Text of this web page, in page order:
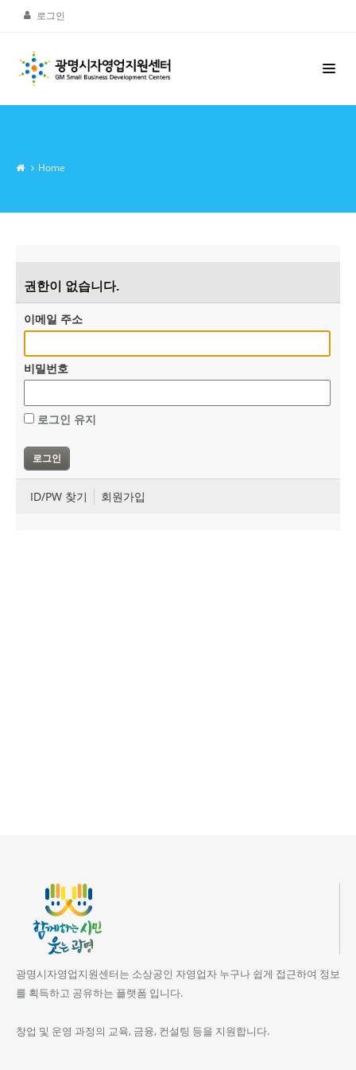
로그인
Home
권한이 없습니다.
이메일 주소
비밀번호
로그인 유지
ID/PW 찾기 회원가입
광명시자영업지원센터는 소상공인 자영업자 누구나 쉽게 접근하여 정보
를 획득하고 공유하는 플랫폼 입니다.
창업 및 운영 과정의 교육, 금융, 컨설팅 등을 지원합니다.